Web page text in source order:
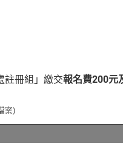
註冊組」繳交報名費200元
案)